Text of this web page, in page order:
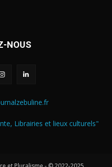
NOUS
Librairies et lieux culturels"